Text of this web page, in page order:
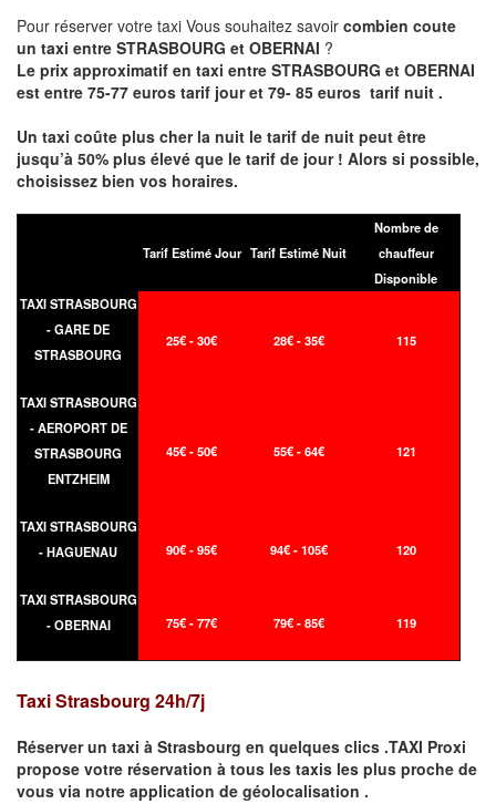
Pour réserver votre taxi Vous souhaitez savoir combien coute
un taxi entre STRASBOURG et OBERNAI ?
Le prix approximatif en taxi entre STRASBOURG et OBERNAI
est entre 75-77 euros tarif jour et 79- 85 euros tarif nuit .
Un taxi coûte plus cher la nuit le tarif de nuit peut être
jusqu’à 50% plus élevé que le tarif de jour ! Alors si possible,
choisissez bien vos horaires.
Tarif Estimé Jour Tarif Estimé Nuit
Nombre de
chauffeur
Disponible
TAXI STRASBOURG
- GARE DE
STRASBOURG
25€ - 30€ 28€ - 35€ 115
TAXI STRASBOURG
- AEROPORT DE
STRASBOURG
ENTZHEIM
45€ - 50€ 55€ - 64€ 121
TAXI STRASBOURG
- HAGUENAU
90€ - 95€ 94€ - 105€ 120
TAXI STRASBOURG
- OBERNAI
75€ - 77€ 79€ - 85€ 119
TaxiStrasbourg 24h/7j
Réserver un taxi à Strasbourg en quelques clics .TAXI Proxi
propose votre réservation à tous les taxis les plus proche de
vous via notre application de géolocalisation .